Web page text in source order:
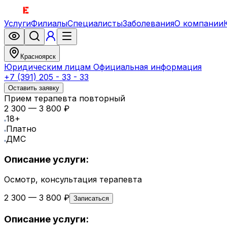
УслугиФилиалыСпециалистыЗаболеванияО компании
Красноярск
Юридическим лицам Официальная информация
+7 (391) 205 - 33 - 33
Оставить заявку
Прием терапевта повторный
2 300 — 3 800 ₽
18+
Платно
ДМС
Описание услуги:
Осмотр, консультация терапевта
2 300 — 3 800 ₽ Записаться
Описание услуги: